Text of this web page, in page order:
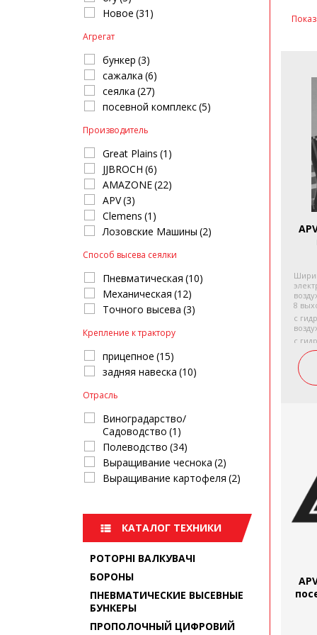
ТЕРМИНАЛЫ УПРАВЛЕНИЯ
Новое (31)
Агрегат
бункер (3)
сажалка (6)
сеялка (27)
посевной комплекс(5)
Производитель
Great Plains (1)
JJBROCH (6)
AMAZONE(22)
APV(3)
Clemens (1)
Лозовские Машины (2)
Способ высева сеялки
Пневматическая (10)
Механическая (12)
Точного высева (3)
Крепление к трактору
прицепное (15)
задняя навеска (10)
Отрасль
Виноградарство/
Садоводство (1)
Полеводство (34)
Выращивание чеснока (2)
Выращивание картофеля (2)
КАТАЛОГ ТЕХНИКИ
РОТОРНІ ВАЛКУВАЧІ
БОРОНЫ
ПНЕВМАТИЧЕСКИЕ ВЫСЕВНЫЕ
БУНКЕРЫ
ПРОПОЛОЧНЫЙ ЦИФРОВИЙ
8
с
с
(опция)
(8
1